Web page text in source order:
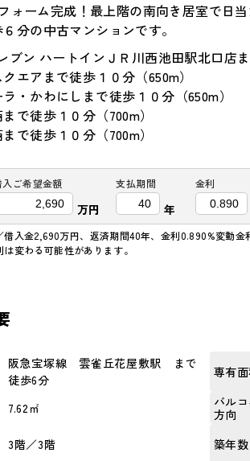
ォーム完成！最上階の南向き居室で日
分の中古マンションです。
ブン ハートインＪＲ川西池田駅北口店ま
エアまで徒歩１０分（650m）
・かわにしまで徒歩１０分（650m）
で徒歩１０分（700m）
で徒歩１０分（700m）
入ご希望金額
万円
支払期間
年
金利
入金2,690万円、返済期間40年、金利0.890%変動金
変わる可能性があります。
阪急宝塚線 雲雀丘花屋敷駅 まで
徒歩6分
専有
7.62㎡
バル
方向
3階／3階 築年数